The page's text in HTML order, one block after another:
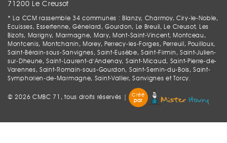
71200 Le Creusot
* La CCM rassemble 34 communes : Blanzy, Charmoy, Ciry-le-Noble,
Ecuisses, Essertenne, Génelard, Gourdon, Le Breuil, Le Creusot, Les
Bizots, Marigny, Marmagne, Mary, Mont-Saint-Vincent, Montceau,
Montcenis, Montchanin, Morey, Perrecy-les-Forges, Perreuil, Pouilloux,
Saint-Bérain-sous-Sanvignes, Saint-Eusèbe, Saint-Firmin, Saint-Julien-
sur-Dheune, Saint-Laurent-d'Andenay, Saint-Micaud, Saint-Pierre-de-
Varennes, Saint-Romain-sous-Gourdon, Saint-Sernin-du-Bois, Saint-
Symphorien-de-Marmagne, Saint-Vallier, Sanvignes et Torcy.
© 2026 CMBC 71, tous droits réservés |
Créé
par